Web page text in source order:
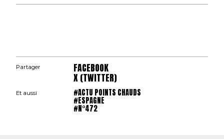
Partager FACEBOOK
X (TWITTER)
Et aussi #ACTU POINTS CHAUDS
#ESPAGNE
#N°472